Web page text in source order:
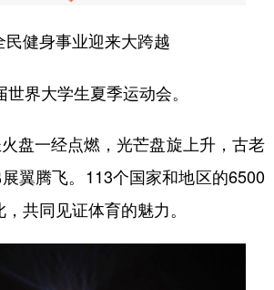
健身事业迎来大跨越
界大学生夏季运动会。
一经点燃，光芒盘旋上升，古老
展翼腾飞。113个国家和地区的6500
共同见证体育的魅力。